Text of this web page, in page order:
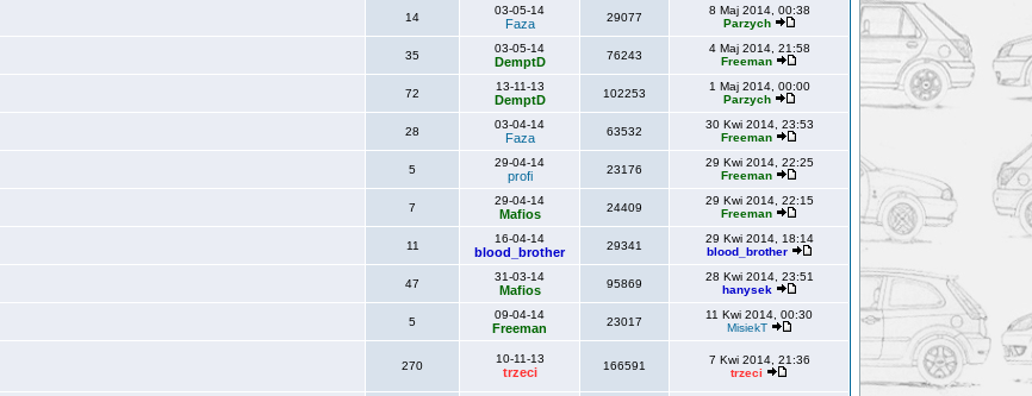
14
03-05-14
Faza 29077
8 Maj 2014, 00:38
Parzych
35
03-05-14
DemptD 76243
4 Maj 2014, 21:58
Freeman
72
13-11-13
DemptD 102253
1 Maj 2014, 00:00
Parzych
28
03-04-14
Faza 63532
30 Kwi 2014, 23:53
Freeman
5
29-04-14
profi 23176
29 Kwi 2014, 22:25
Freeman
7
29-04-14
Mafios 24409
29 Kwi 2014, 22:15
Freeman
11
16-04-14
blood_brother 29341
29 Kwi 2014, 18:14
blood_brother
47
31-03-14
Mafios 95869
28 Kwi 2014, 23:51
hanysek
5
09-04-14
Freeman 23017
11 Kwi 2014, 00:30
MisiekT
270
10-11-13
trzeci 166591
7 Kwi 2014, 21:36
trzeci